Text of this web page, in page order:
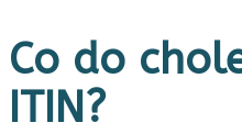
Co do
ITIN?